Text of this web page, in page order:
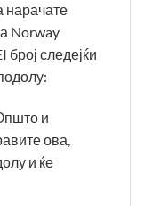
нарачате
Norway
следејќи
и
ова,
и ќе